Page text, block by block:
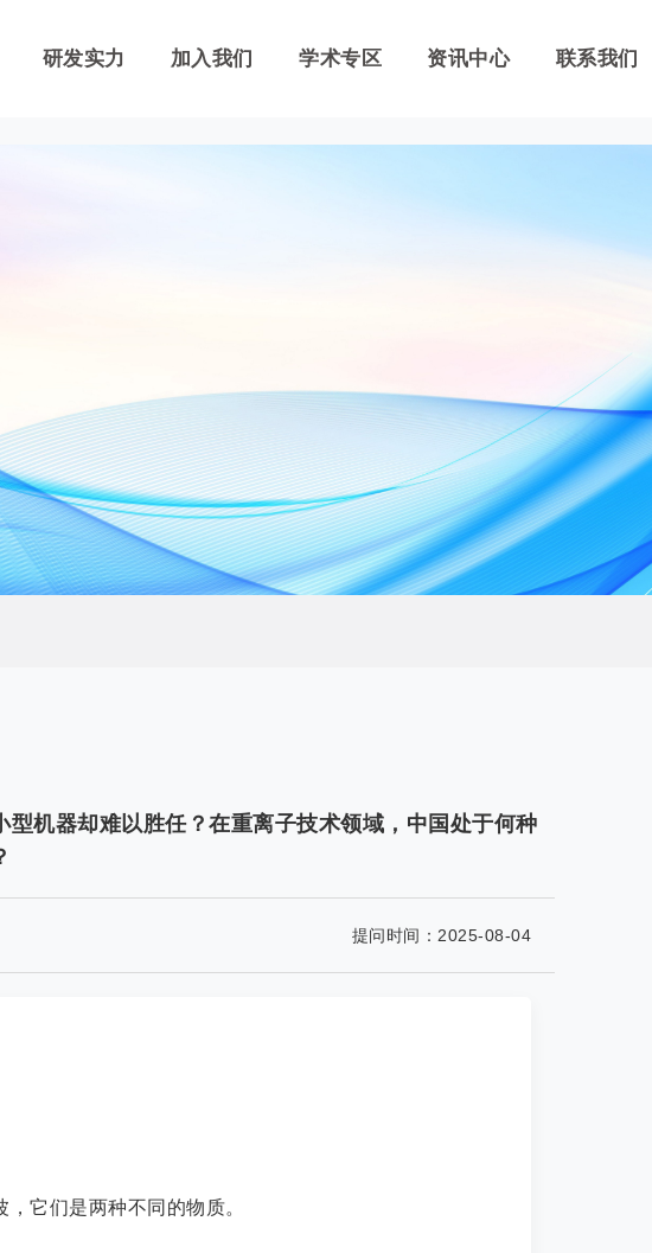
研发实力 加入我们 学术专区 资讯中心 联系我们
研发实力 加入我们 学术专区 资讯中心 联系我们
机器却难以胜任？在重离子技术领域，中国处于何种
提问时间： 2025-08-04
它们是两种不同的物质。